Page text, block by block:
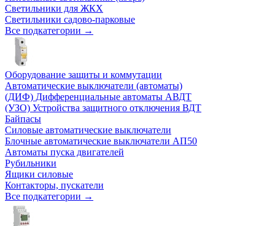
Светильники для ЖКХ
Светильники садово-парковые
Все подкатегории →
Оборудование защиты и коммутации
Автоматические выключатели (автоматы)
(ДИФ) Дифференциальные автоматы АВДТ
(УЗО) Устройства защитного отключения ВДТ
Байпасы
Силовые автоматические выключатели
Блочные автоматические выключатели АП50
Автоматы пуска двигателей
Рубильники
Ящики силовые
Контакторы, пускатели
Все подкатегории →